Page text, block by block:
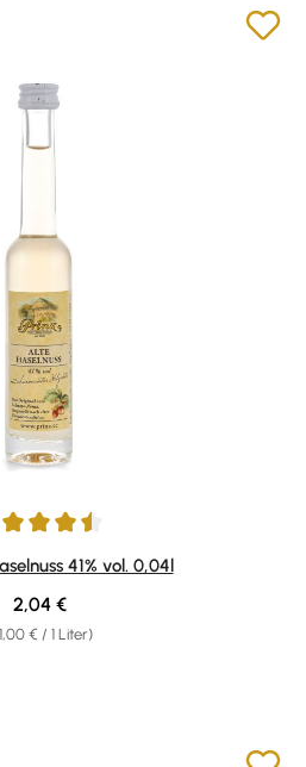
von 4.57 von 5 Sternen
41% vol. 0,04l
€ / 1 Liter)
Regulärer Preis:
2,04 €